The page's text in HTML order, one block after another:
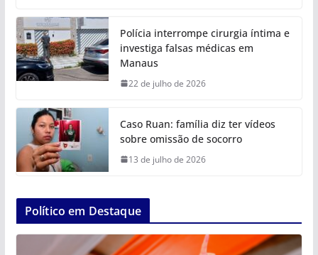
Polícia interrompe cirurgia íntima e
investiga falsas médicas em
Manaus
22 de julho de 2026
Caso Ruan: família diz ter vídeos
sobre omissão de socorro
13 de julho de 2026
Político em Destaque